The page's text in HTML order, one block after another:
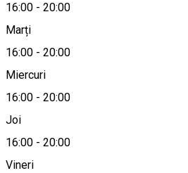
16:00 - 20:00
Marți
16:00 - 20:00
Miercuri
16:00 - 20:00
Joi
16:00 - 20:00
Vineri
Hartă